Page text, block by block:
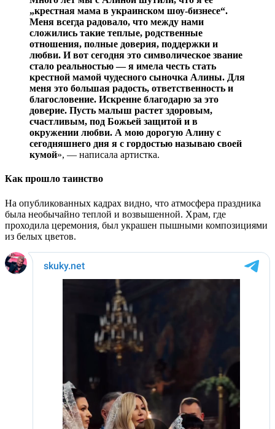
„крестная мама в украинском шоу-бизнесе“.
Меня всегда радовало, что между нами
сложились такие теплые, родственные
отношения, полные доверия, поддержки и
любви. И вот сегодня это символическое звание
стало реальностью — я имела честь стать
крестной мамой чудесного сыночка Алины. Для
меня это большая радость, ответственность и
благословение. Искренне благодарю за это
доверие. Пусть малыш растет здоровым,
счастливым, под Божьей защитой и в
окружении любви. А мою дорогую Алину с
сегодняшнего дня я с гордостью называю своей
кумой», — написала артистка.
Как прошло таинство
На опубликованных кадрах видно, что атмосфера праздника
была необычайно теплой и возвышенной. Храм, где
проходила церемония, был украшен пышными композициями
из белых цветов.